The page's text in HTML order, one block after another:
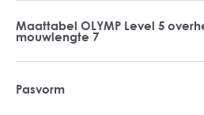
Maattabel OLYMP Level 5
mouwlengte 7
Pasvorm